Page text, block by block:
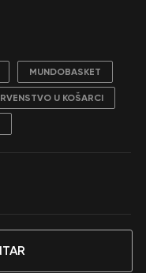
MUNDOBASKET
U KOŠARCI